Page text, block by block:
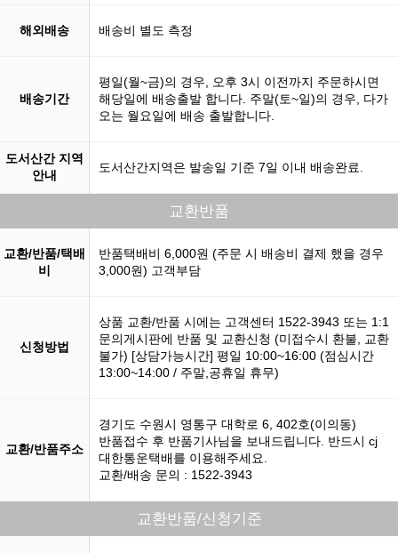
해외배송 배송비 별도 측정
배송기간
평일(월~금)의 경우, 오후 3시 이전까지 주문하시면
해당일에 배송출발 합니다. 주말(토~일)의 경우, 다가
오는 월요일에 배송 출발합니다.
도서산간 지역
안내
도서산간지역은 발송일 기준 7일 이내 배송완료.
교환반품
교환/반품/택배
비
반품택배비 6,000원 (주문 시 배송비 결제 했을 경우
3,000원) 고객부담
신청방법
상품 교환/반품 시에는 고객센터 1522-3943 또는 1:1
문의게시판에 반품 및 교환신청 (미접수시 환불, 교환
불가) [상담가능시간] 평일 10:00~16:00 (점심시간
13:00~14:00 / 주말,공휴일 휴무)
교환/반품주소
경기도 수원시 영통구 대학로 6, 402호(이의동)
반품접수 후 반품기사님을 보내드립니다. 반드시 cj
대한통운택배를 이용해주세요.
교환/배송 문의 : 1522-3943
교환반품/신청기준